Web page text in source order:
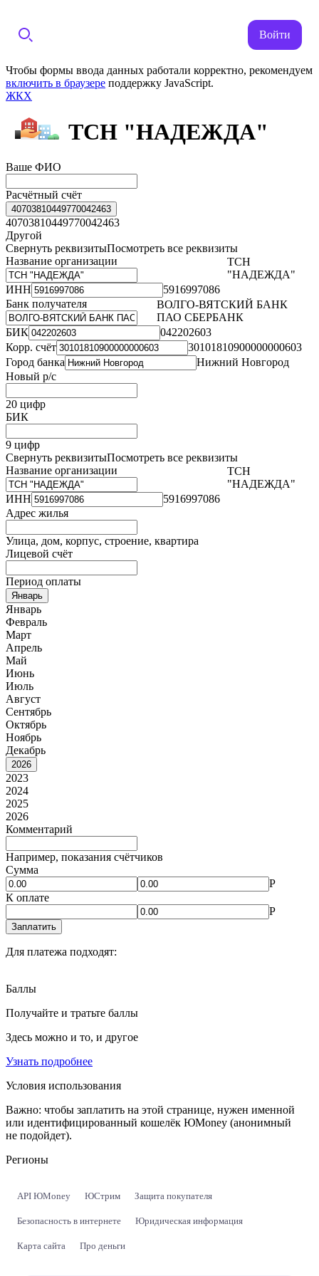
Войти
Чтобы формы ввода данных работали корректно, рекомендуем
включить в браузере поддержку JavaScript.
ЖКХ
ТСН "НАДЕЖДА"
Ваше ФИО
Расчётный счёт
40703810449770042463
40703810449770042463
Другой
Свернуть реквизитыПосмотреть все реквизиты
Название организации
ТСН
"НАДЕЖДА"
ИНН
5916997086
Банк получателя
ВОЛГО-ВЯТСКИЙ БАНК
ПАО СБЕРБАНК
БИК
042202603
Корр. счёт
30101810900000000603
Город банка
Нижний Новгород
Новый р/с
20 цифр
БИК
9 цифр
Свернуть реквизитыПосмотреть все реквизиты
Название организации
ТСН
"НАДЕЖДА"
ИНН
5916997086
Адрес жилья
Улица, дом, корпус, строение, квартира
Лицевой счёт
Период оплаты
Январь
Январь
Февраль
Март
Апрель
Май
Июнь
Июль
Август
Сентябрь
Октябрь
Ноябрь
Декабрь
2026
2023
2024
2025
2026
Комментарий
Например, показания счётчиков
Сумма
Р
К оплате
Р
Заплатить
Для платежа подходят:
Баллы
Получайте и тратьте баллы
Здесь можно и то, и другое
Узнать подробнее
Условия использования
Важно: чтобы заплатить на этой странице, нужен именной
или идентифицированный кошелёк ЮMoney (анонимный
не подойдет).
Регионы
API ЮMoney ЮСтрим Защита покупателя
Безопасность в интернете Юридическая информация
Карта сайта Про деньги